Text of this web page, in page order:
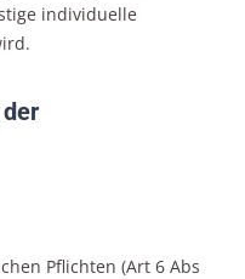
individuelle
Pflichten (Art 6 Abs